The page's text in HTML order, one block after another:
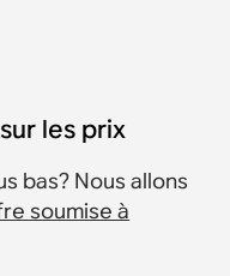
les prix
bas? Nous allons
soumise à